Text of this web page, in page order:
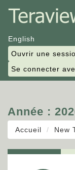
English
Ouvrir une
Se connecter
Année :
Accueil New